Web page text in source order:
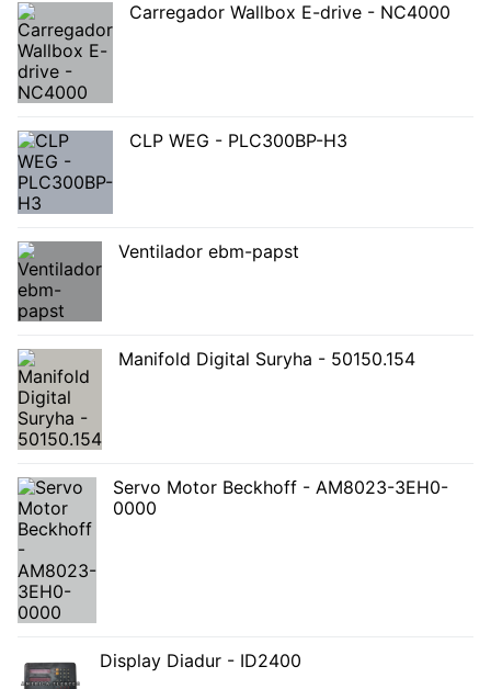
Carregador Wallbox E-drive - NC4000
CLP WEG - PLC300BP-H3
Ventilador ebm-papst
Manifold Digital Suryha - 50150.154
Servo Motor Beckhoff - AM8023-3EH0-
0000
Display Diadur - ID2400